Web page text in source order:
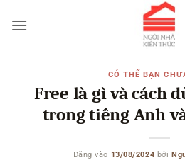
qua
CÓ THỂ BẠN
Free là gì và cách
trong tiếng Anh
Đăng vào 13/08/2024 bởi